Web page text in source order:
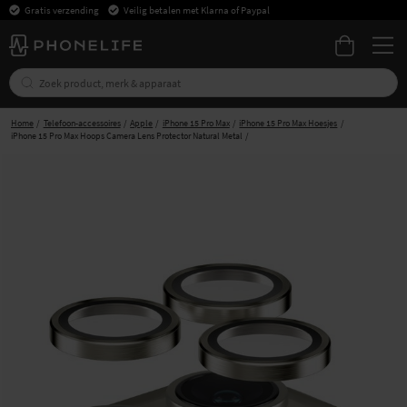
Gratis verzending Veilig betalen met Klarna of Paypal
Home Telefoon-accessoires Apple iPhone 15 Pro Max
iPhone 15 Pro Max Hoesjes
iPhone 15 Pro Max Hoops Camera Lens Protector Natural Metal